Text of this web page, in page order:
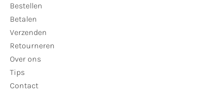
Bestellen
Betalen
Verzenden
Retourneren
Over ons
Tips
Contact